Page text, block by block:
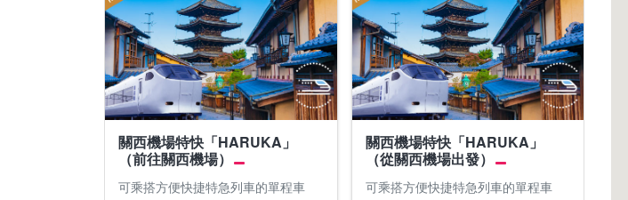
關西機場特快「HARUKA」
（前往關西機場）
可乘搭方便快捷特急列車的單程車
關西機場特快「HARUKA」
（從關西機場出發）
可乘搭方便快捷特急列車的單程車